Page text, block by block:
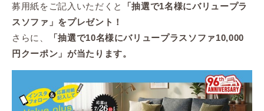
募用紙をご記入いただくと
「抽選で1名様にバリュープラ
スソファ」をプレゼント！
さらに、
「抽選で10名様にバリュープラスソファ10,000
円クーポン」が当たります。